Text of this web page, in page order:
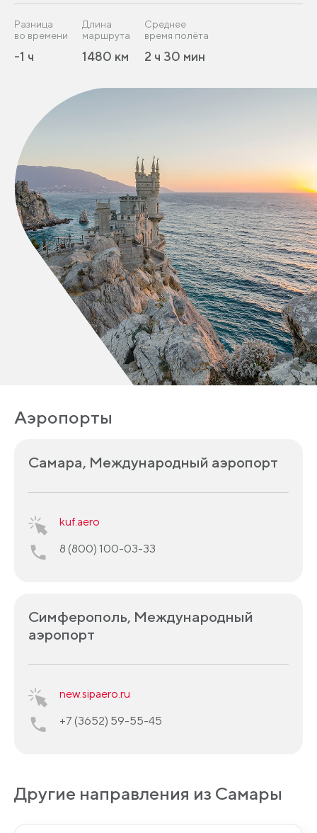
Разница
во времени
-1 ч
Длина
маршрута
1480 км
Среднее
время полёта
2 ч 30 мин
Аэропорты
Самара, Международный аэропорт
kuf.aero
8 (800) 100-03-33
Симферополь, Международный
аэропорт
new.sipaero.ru
+7 (3652) 59-55-45
Другие направления из Самары